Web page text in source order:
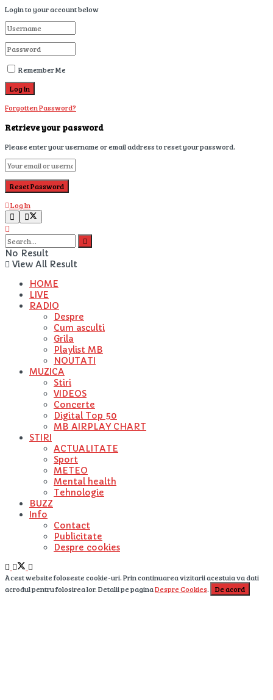
Login to your account below
Remember Me
Forgotten Password?
Retrieve your password
Please enter your username or email address to reset your password.
Log In
No Result
View All Result
HOME
LIVE
RADIO
Despre
Cum asculti
Grila
Playlist MB
NOUTATI
MUZICA
Stiri
VIDEOS
Concerte
Digital Top 50
MB AIRPLAY CHART
STIRI
ACTUALITATE
Sport
METEO
Mental health
Tehnologie
BUZZ
Info
Contact
Publicitate
Despre cookies
Acest website foloseste cookie-uri. Prin continuarea vizitarii acestuia va dati
acrodul pentru folosirea lor. Detalii pe paginaDespre Cookies. De acord